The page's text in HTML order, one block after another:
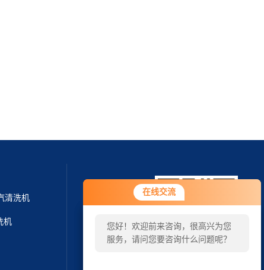
在线交流
您好！欢迎前来咨询，很高兴为您
服务，请问您要咨询什么问题呢？
您好，看您停留很久了，是否找到
了需求产品，您可以直接在线与我
在线交流
您好！欢迎前来咨询，很高兴为您
服务，请问您要咨询什么问题呢？
清洗机
机